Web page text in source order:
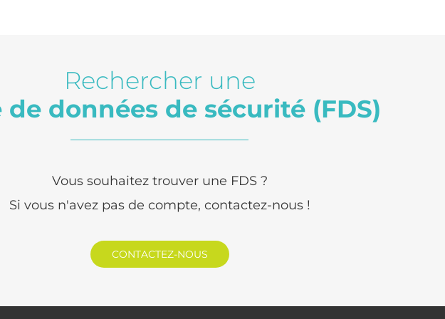
Rechercher une
données de sécurité (FDS)
Vous souhaitez trouver une FDS ?
Si vous n'avez pas de compte, contactez-nous !
CONTACTEZ-NOUS